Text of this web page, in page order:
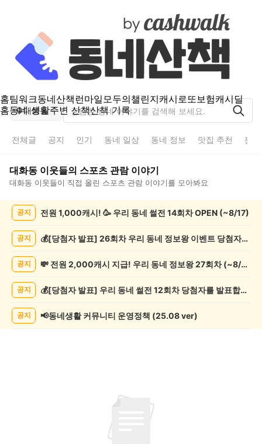
홈팀워크동네산책런마일모두의챌린지캐시로또보험캐시딜
홈동네 생활주변 산책산책 기록
대화동
전체글 공지 인기 동네 일상 동네 정보 맛집 추천 분
대화동 이웃들의 스포츠 관람이야기
대화동 이웃들이 직접 올린 스포츠 관람 이야기를 모아봐요
목
공지 전원 1,000캐시! 🥳 우리 동네 썰전 14회차 OPEN (~8/17)
공지 💰[당첨자 발표] 26회차 우리 동네 정보왕 이벤트 당첨자를 발표합니다!
공지 💸 전원 2,000캐시 지급! 우리 동네 정보왕 27회차 (~8/10)
공지 💰[당첨자 발표] 우리 동네 썰전 12회차 당첨자를 발표합니다!
공지 📢동네생활 커뮤니티 운영정책 (25.08 ver)